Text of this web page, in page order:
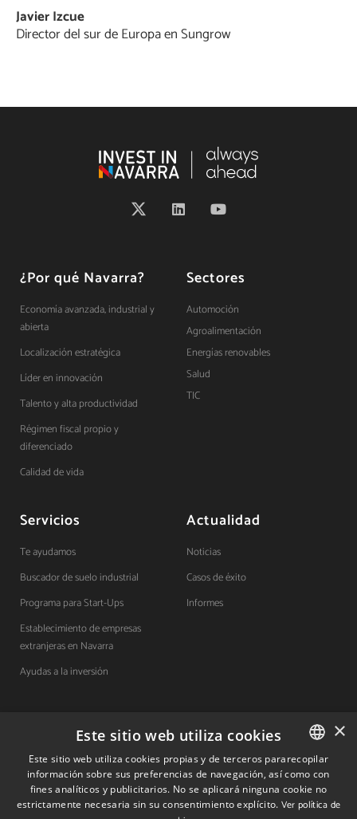
Javier Izcue
Director del sur de Europa en Sungrow
¿Por qué Navarra?
Economía avanzada, industrial y
abierta
Localización estratégica
Líder en innovación
Talento y alta productividad
Régimen fiscal propio y
diferenciado
Calidad de vida
Sectores
Automoción
Agroalimentación
Energías renovables
Salud
TIC
Servicios
Te ayudamos
Buscador de suelo industrial
Programa para Start-Ups
Establecimiento de empresas
extranjeras en Navarra
Ayudas a la inversión
Actualidad
Noticias
Casos de éxito
Informes
Contacto
Quiénes somos
Cuéntanos tu proyecto
SPANISH
SPANISH
×
Este sitio web utiliza cookies
Este sitio web utiliza cookies propias y de terceros pararecopilar
información sobre sus preferencias de navegación, así como con
fines analíticos y publicitarios. No se aplicará ninguna cookie no
estrictamente necesaria sin su consentimiento explícito. Ver política de